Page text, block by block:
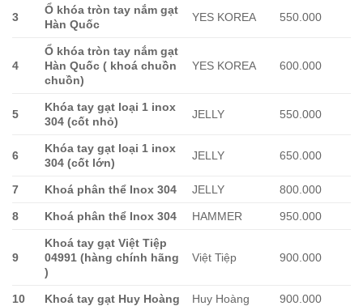
3
Ổ khóa tròn tay nắm gạt
Hàn Quốc
YES KOREA 550.000
4
Ổ khóa tròn tay nắm gạt
Hàn Quốc ( khoá chuồn
chuồn)
YES KOREA 600.000
5
Khóa tay gạt loại 1 inox
304 (cốt nhỏ)
JELLY 550.000
6
Khóa tay gạt loại 1 inox
304 (cốt lớn)
JELLY 650.000
7 Khoá phân thể Inox 304 JELLY 800.000
8 Khoá phân thể Inox 304 HAMMER 950.000
9
Khoá tay gạt Việt Tiệp
04991 (hàng chính hãng
)
Việt Tiệp 900.000
10 Khoá tay gạt Huy Hoàng Huy Hoàng 900.000